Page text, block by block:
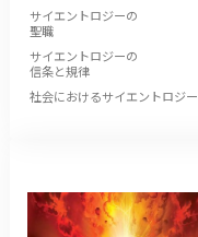
サイエントロジーの
聖職
サイエントロジーの
信条と規律
社会におけるサイエントロジー